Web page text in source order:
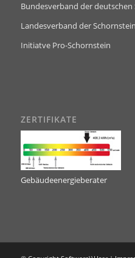
Bundesverband der
Landesverband der
Initiatve Pro-Schornstein
ZERTIFIKATE
Gebäudeenergieberater